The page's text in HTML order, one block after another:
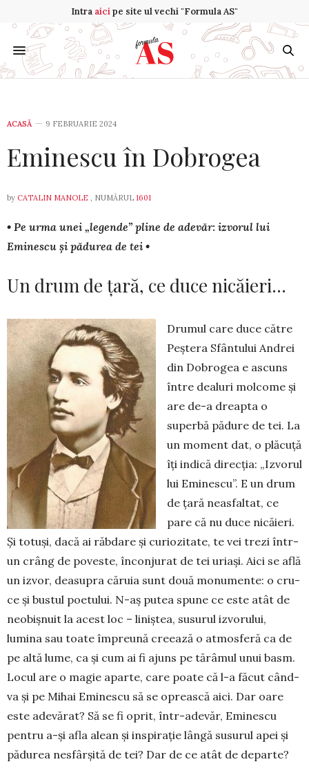
Intra aicipe site ul vechi "Formula AS"
ACASĂ 9 FEBRUARIE 2024
Eminescu în Dobrogea
by CATALIN MANOLE , NUMĂRUL 1601
• Pe urma unei „legende” pline de adevăr: izvorul lui
Eminescu și pădurea de tei •
Un drum de țară, ce duce nicăieri…
Drumul care duce către
Peștera Sfântului An­drei
din Dobrogea e ascuns
între dealuri molcome și
are de-a dreapta o
superbă pădure de tei. La
un moment dat, o plăcuță
îți indică direcția: „Izvo­rul
lui Emi­nes­cu”. E un drum
de țară neas­faltat, ce
pare că nu duce nicăieri.
Și totuși, dacă ai răbdare și curio­zi­ta­te, te vei trezi într-
un crâng de poveste, încon­ju­­rat de tei uriași. Aici se află
un iz­vor, deasupra căruia sunt două monu­mente: o cru­
ce și bustul poe­tului. N-aș putea spune ce este atât de
neobișnuit la acest loc – liniștea, susurul izvo­ru­lui,
lumina sau toate împreună creează o at­mos­fe­­ră ca de
pe altă lume, ca și cum ai fi ajuns pe tă­râ­mul unui basm.
Locul are o magie aparte, care poate că l-a făcut când­
va și pe Mihai Eminescu să se opreas­că aici. Dar oare
este adevărat? Să se fi oprit, într-adevăr, Eminescu
pentru a-și afla alean și inspi­ra­ție lângă susurul apei și
pădurea nesfârșită de tei? Dar de ce atât de departe?